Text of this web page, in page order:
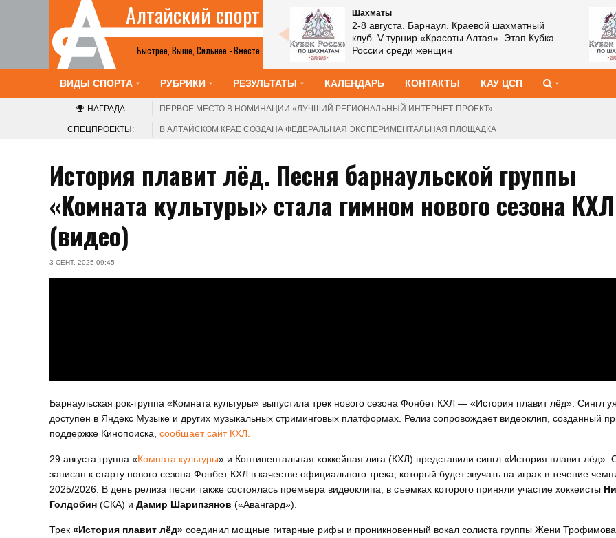
Быстрее, Выше, Сильнее - Вместе
Алтайский спорт
Все анонсы
Шахматы
2-8 августа. Барнаул. Краевой шахматный
клуб. V турнир «Красоты Алтая». Этап Кубка
России среди женщин
ВИДЫ СПОРТА РУБРИКИ РЕЗУЛЬТАТЫ КАЛЕНДАРЬ КОНТАКТЫ КАУ ЦСП
НАГРАДА ПЕРВОЕ МЕСТО В НОМИНАЦИИ «ЛУЧШИЙ РЕГИОНАЛЬНЫЙ ИНТЕРНЕТ-ПРОЕКТ»
СПЕЦПРОЕКТЫ: В АЛТАЙСКОМ КРАЕ СОЗДАНА ФЕДЕРАЛЬНАЯ ЭКСПЕРИМЕНТАЛЬНАЯ ПЛОЩАДКА
История плавит лёд. Песня барнаульской группы
«Комната культуры» стала гимном нового сезона КХЛ
(видео)
3 СЕНТ. 2025 09:45
Барнаульская рок-группа «Комната культуры» выпустила трек нового сезона Фонбет КХЛ — «История плавит лёд». Сингл
доступен в Яндекс Музыке и других музыкальных стриминговых платформах. Релиз сопровождает видеоклип, созданный
поддержке Кинопоиска, сообщает сайт КХЛ.
29 августа группа «Комната культуры» и Континентальная хоккейная лига (КХЛ) представили сингл «История плавит лёд».
записан к старту нового сезона Фонбет КХЛ в качестве официального трека, который будет звучать на играх в течение
2025/2026. В день релиза песни также состоялась премьера видеоклипа, в съемках которого приняли участие хоккеисты
Голдобин (СКА) и Дамир Шарипзянов («Авангард»).
Трек «История плавит лёд» соединил мощные гитарные рифы и проникновенный вокал солиста группы Жени Трофимова,